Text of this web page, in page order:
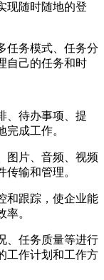
现随时随地的登
任务模式、任务分
自己的任务和时
、待办事项、提
成工作。
图片、音频、视频
输和管理。
和跟踪，使企业能
。
、任务质量等进行
工作计划和工作方